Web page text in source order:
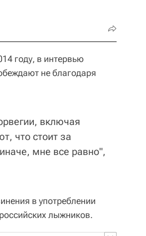
году, в интервью
не благодаря
включая
что стоит за
мне все равно",
в употреблении
лыжников.